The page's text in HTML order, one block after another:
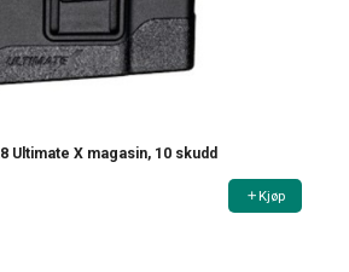
Ultimate X magasin, 10 skudd
Kjøp